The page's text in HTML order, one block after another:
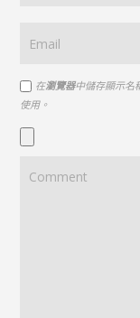
在瀏覽器中儲存顯示名
使用。